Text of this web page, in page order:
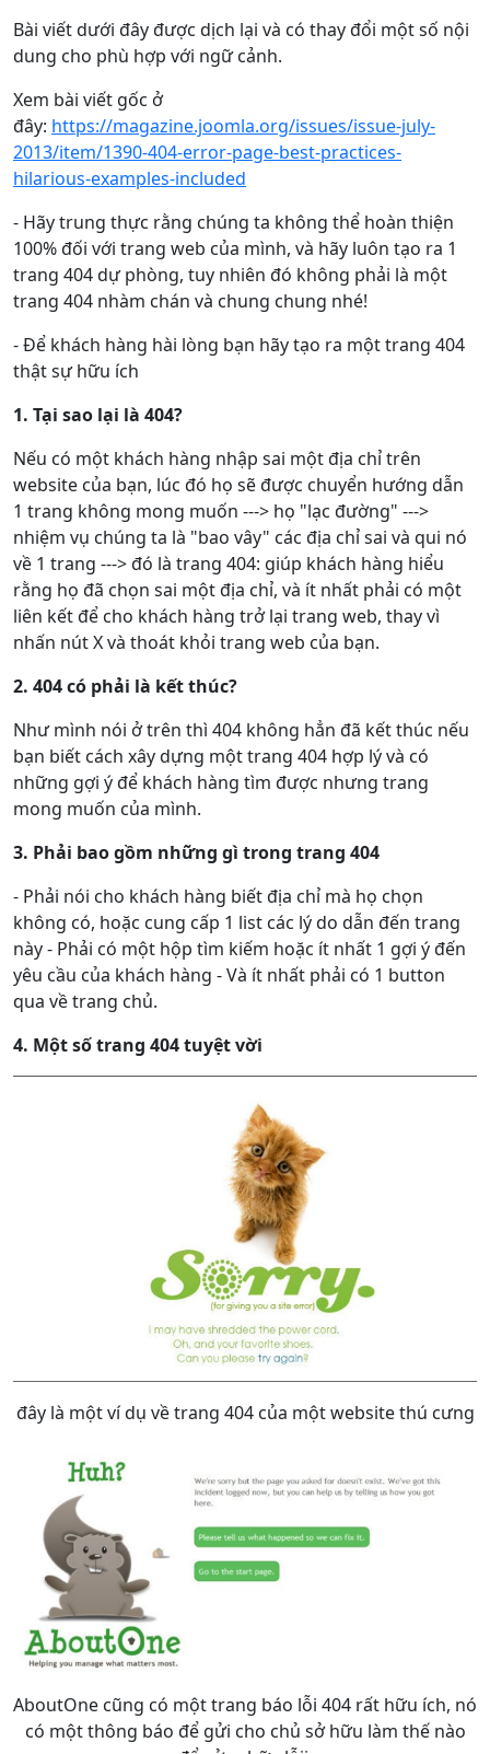
Bài viết dưới đây được dịch lại và có thay đổi một số nội
dung cho phù hợp với ngữ cảnh.
Xem bài viết gốc ở
đây: https://magazine.joomla.org/issues/issue-july-
2013/item/1390-404-error-page-best-practices-
hilarious-examples-included
- Hãy trung thực rằng chúng ta không thể hoàn thiện
100% đối với trang web của mình, và hãy luôn tạo ra 1
trang 404 dự phòng, tuy nhiên đó không phải là một
trang 404 nhàm chán và chung chung nhé!
- Để khách hàng hài lòng bạn hãy tạo ra một trang 404
thật sự hữu ích
1. Tại sao lại là 404?
Nếu có một khách hàng nhập sai một địa chỉ trên
website của bạn, lúc đó họ sẽ được chuyển hướng dẫn
1 trang không mong muốn ---> họ "lạc đường" --->
nhiệm vụ chúng ta là "bao vây" các địa chỉ sai và qui nó
về 1 trang ---> đó là trang 404: giúp khách hàng hiểu
rằng họ đã chọn sai một địa chỉ, và ít nhất phải có một
liên kết để cho khách hàng trở lại trang web, thay vì
nhấn nút X và thoát khỏi trang web của bạn.
2. 404 có phải là kết thúc?
Như mình nói ở trên thì 404 không hẳn đã kết thúc nếu
bạn biết cách xây dựng một trang 404 hợp lý và có
những gợi ý để khách hàng tìm được nhưng trang
mong muốn của mình.
3. Phải bao gồm những gì trong trang 404
- Phải nói cho khách hàng biết địa chỉ mà họ chọn
không có, hoặc cung cấp 1 list các lý do dẫn đến trang
này - Phải có một hộp tìm kiếm hoặc ít nhất 1 gợi ý đến
yêu cầu của khách hàng - Và ít nhất phải có 1 button
qua về trang chủ.
4. Một số trang 404 tuyệt vời
đây là một ví dụ về trang 404 của một website thú cưng
AboutOne cũng có một trang báo lỗi 404 rất hữu ích, nó
có một thông báo để gửi cho chủ sở hữu làm thế nào